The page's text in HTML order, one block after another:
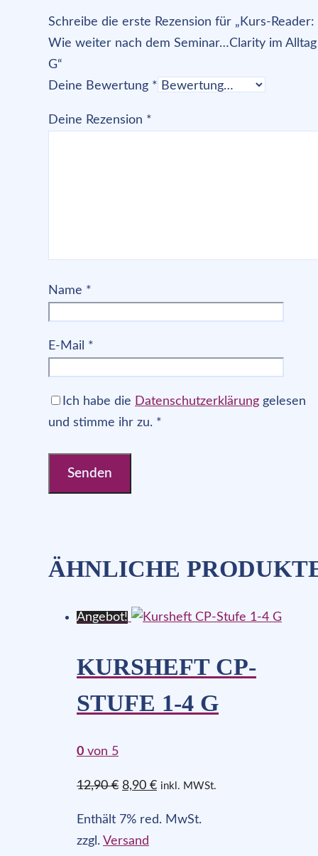
Schreibe die erste Rezension für „Kurs-Reader:
Wie weiter nach dem Seminar…Clarity im Alltag
G“
Deine Bewertung *
Deine Rezension *
Name *
E-Mail *
Ich habe die Datenschutzerklärung gelesen
und stimme ihr zu. *
ÄHNLICHE
Angebot!
KURSHEFT CP-
STUFE 1-4 G
0 von 5
12,90€ Ursprünglicher
war:
12,90 €
8,90 €Aktueller
ist:
inkl. MWSt.
Enthält 7% red. MwSt.
zzgl. Versand